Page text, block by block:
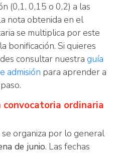
(0,1, 0,15 o 0,2) a las
nota obtenida en el
se multiplica por este
bonificación. Si quieres
consultar nuestra guía
admisión para aprender a
convocatoria ordinaria
organiza por lo general
de junio. Las fechas